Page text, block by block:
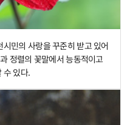
민의 사랑을 꾸준히 받고 있어
정렬의 꽃말에서 능동적이고
수 있다.